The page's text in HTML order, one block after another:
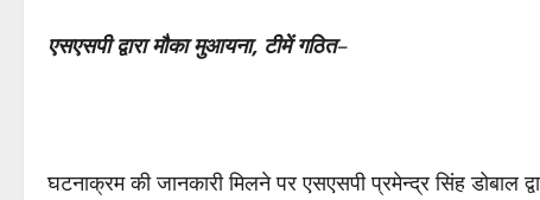
एसएसपी द्वारा मौका मुआयना, टीमें गठित–
घटनाक्रम की जानकारी मिलने पर एसएसपी प्रमेन्द्र सिंह डोबाल